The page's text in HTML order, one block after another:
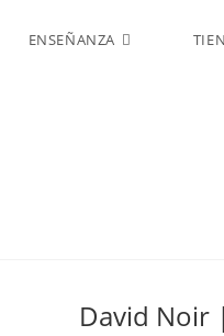
ENSEÑANZA
David Noir